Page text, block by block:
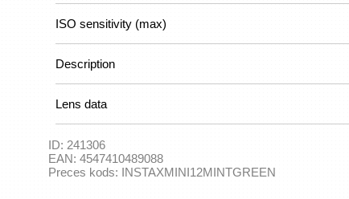
ISO sensitivity (max)
Description
Lens data
ID: 241306
EAN: 4547410489088
Preces kods: INSTAXMINI12MINTGREEN